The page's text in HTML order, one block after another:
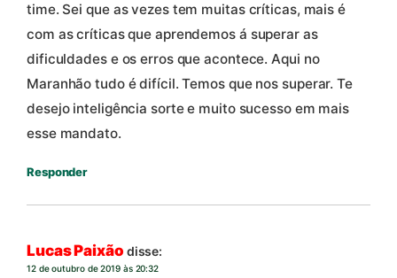
time. Sei que as vezes tem muitas críticas, mais é
com as críticas que aprendemos á superar as
dificuldades e os erros que acontece. Aqui no
Maranhão tudo é difícil. Temos que nos superar. Te
desejo inteligência sorte e muito sucesso em mais
esse mandato.
Responder
Lucas Paixão disse:
12 de outubro de 2019 às 20:32